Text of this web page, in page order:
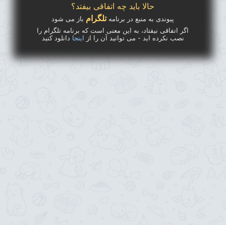
حالا باید چه اتفاقی بیفتد؟
پیوندی به منبع در برنامهتلگرام باز می شود
اگر اتفاقی نیفتاد، به این معنی است که برنامه تلگرام را
نصب نکرده اید - می توانید آن را از اینجا دانلود کنید